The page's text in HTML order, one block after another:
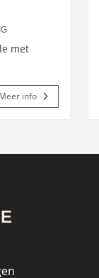
met
Meer info